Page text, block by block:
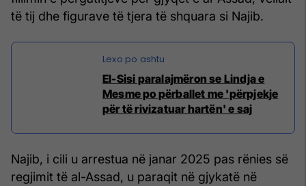
të tij dhe figurave të tjera të shquara si Najib.
El-Sisi paralajmëron se Lindja e
Mesme po përballet me 'përpjekje
për të rivizatuar hartën' e saj
Najib, i cili u arrestua në janar 2025 pas rënies së
regjimit të al-Assad, u paraqit në gjykatë në